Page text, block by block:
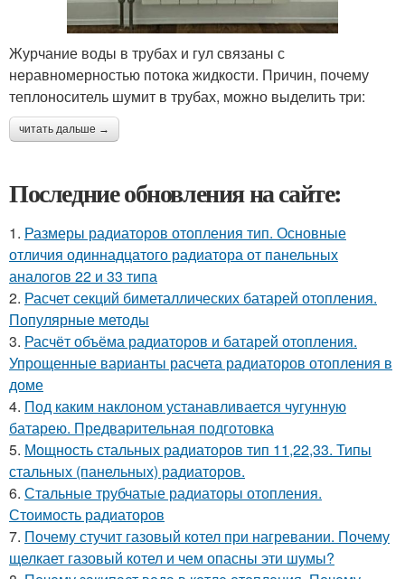
Журчание воды в трубах и гул связаны с
неравномерностью потока жидкости. Причин, почему
теплоноситель шумит в трубах, можно выделить три:
читать дальше →
Последние обновления на сайте:
1. Размеры радиаторов отопления тип. Основные
отличия одиннадцатого радиатора от панельных
аналогов 22 и 33 типа
2. Расчет секций биметаллических батарей отопления.
Популярные методы
3. Расчёт объёма радиаторов и батарей отопления.
Упрощенные варианты расчета радиаторов отопления в
доме
4. Под каким наклоном устанавливается чугунную
батарею. Предварительная подготовка
5. Мощность стальных радиаторов тип 11,22,33. Типы
стальных (панельных) радиаторов.
6. Стальные трубчатые радиаторы отопления.
Стоимость радиаторов
7. Почему стучит газовый котел при нагревании. Почему
щелкает газовый котел и чем опасны эти шумы?